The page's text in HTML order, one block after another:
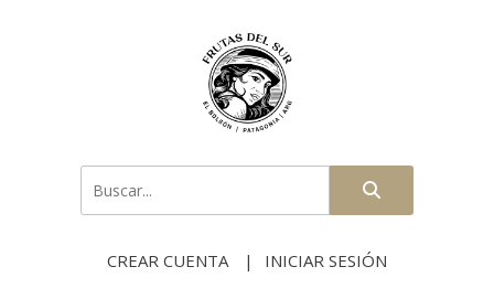
CREAR CUENTA INICIAR SESIÓN